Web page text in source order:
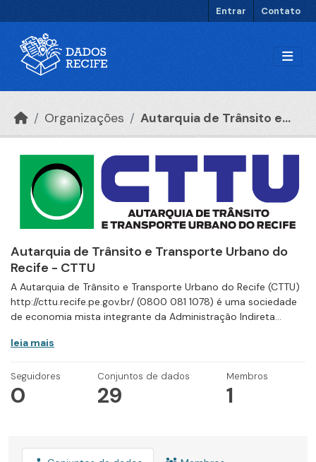
Entrar Contato
Organizações Autarquia de Trânsito e...
Autarquia de Trânsito e Transporte Urbano do
Recife - CTTU
A Autarquia de Trânsito e Transporte Urbano do Recife (CTTU)
http://cttu.recife.pe.gov.br/ (0800 081 1078) é uma sociedade
de economia mista integrante da Administração Indireta...
leia mais
Seguidores
0
Conjuntos de dados
29
Membros
1